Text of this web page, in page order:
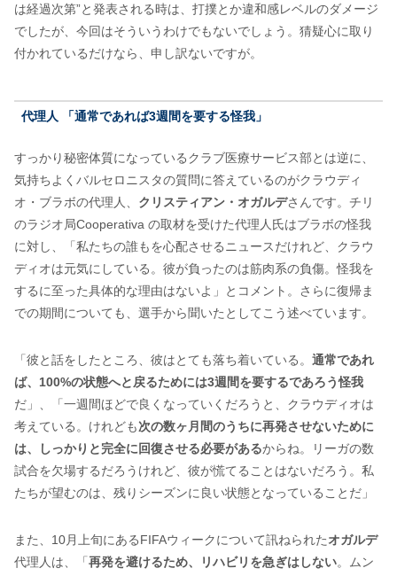
は経過次第”と発表される時は、打撲とか違和感レベルのダメージ
でしたが、今回はそういうわけでもないでしょう。猜疑心に取り
付かれているだけなら、申し訳ないですが。
代理人 「通常であれば3週間を要する怪我」
すっかり秘密体質になっているクラブ医療サービス部とは逆に、
気持ちよくバルセロニスタの質問に答えているのがクラウディ
オ・ブラボの代理人、 クリスティアン・オガルデさんです。チリ
のラジオ局Cooperativa の取材を受けた代理人氏はブラボの怪我
に対し、「私たちの誰もを心配させるニュースだけれど、クラウ
ディオは元気にしている。彼が負ったのは筋肉系の負傷。怪我を
するに至った具体的な理由はないよ」とコメント。さらに復帰ま
での期間についても、選手から聞いたとしてこう述べています。
「彼と話をしたところ、彼はとても落ち着いている。 通常であれ
ば、100%の状態へと戻るためには3週間を要するであろう怪我
だ」、「一週間ほどで良くなっていくだろうと、クラウディオは
考えている。けれども次の数ヶ月間のうちに再発させないために
は、しっかりと完全に回復させる必要があるからね。リーガの数
試合を欠場するだろうけれど、彼が慌てることはないだろう。私
たちが望むのは、残りシーズンに良い状態となっていることだ」
また、10月上旬にあるFIFAウィークについて訊ねられたオガルデ
代理人は、「 再発を避けるため、リハビリを急ぎはしない。ムン